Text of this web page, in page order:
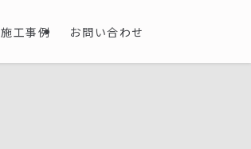
施工事例 お問い合わせ